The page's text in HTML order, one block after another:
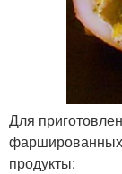
Для
продукты: